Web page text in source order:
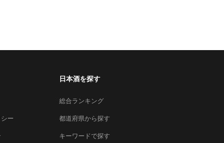
ー
日本酒を探す
総合ランキング
都道府県から探す
キーワードで探す